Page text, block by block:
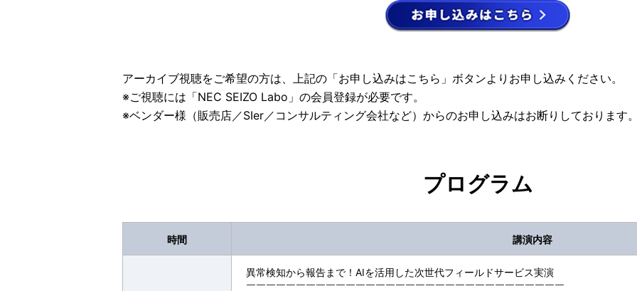
アーカイブ視聴をご希望の方は、上記の「お申し込みはこちら」ボタンよりお申し込みください。
※ご視聴には「NEC SEIZO Labo」の会員登録が必要です。
※ベンダー様（販売店／SIer／コンサルティング会社など）からのお申し込みはお断りしております
プログラム
時間 講演内容
異常検知から報告まで！AIを活用した次世代フィールドサービス実演
￣￣￣￣￣￣￣￣￣￣￣￣￣￣￣￣￣￣￣￣￣￣￣￣￣￣￣￣￣￣￣￣